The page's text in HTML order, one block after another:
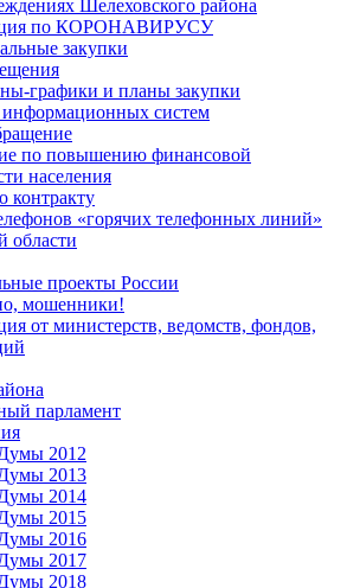
Шелеховского района
по КОРОНАВИРУСУ
закупки
графики и планы закупки
информационных систем
по повышению финансовой
населения
контракту
«горячих телефонных линий»
области
проекты России
мошенники!
от министерств, ведомств, фондов,
парламент
2012
2013
2014
2015
2016
2017
2018